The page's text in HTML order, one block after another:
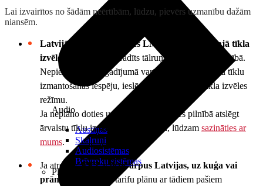
Audio
Austiņas
Skaļruņi
Audiosistēmas
Brīvroku sistēmas
Planšetes
Lai izvairītos no šādām neērtībām, lūdzu, pievērs uzmanību dažām
niansēm.
Latvijā iesakām izvēlēties LMT tīklu manuālajā tīkla
izvēles režīmā
, kā norādīts tālruņa lietošanas pamācībā.
Nepieciešamības gadījumā varēsi atjaunot ārvalstu tīklu
izmantošanas iespēju, ieslēdzot automātisko tīkla izvēles
režīmu.
Ja neplāno doties uz ārvalstīm un vēlies pilnībā atslēgt
ārvalstu tīklu izmantošanas iespēju, lūdzam sazināties ar
mums.
Ja atrodiesEEZ valstīs ārpus Latvijas, uz kuģa vai
prāmja
un izmanto tarifu plānu ar tādiem pašiem